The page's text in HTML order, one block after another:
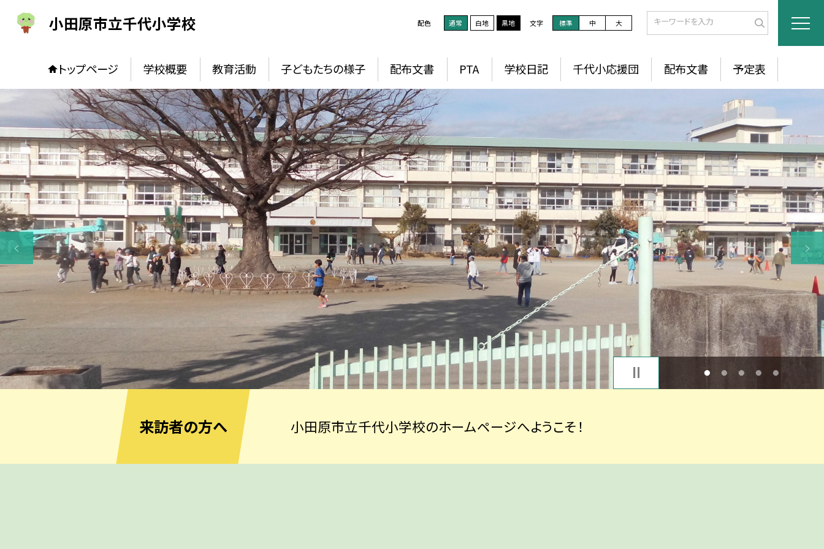
小田原市立千代小学校 配色 通常 白地 黒地 文字 標準 中 大
トップページ 学校概要 教育活動 子どもたちの様子 配布文書 PTA 学校日記 千代小応援団 配布文書 予定表
1 2 3 4 5
来訪者の方へ 小田原市立千代小学校のホームページへようこそ！